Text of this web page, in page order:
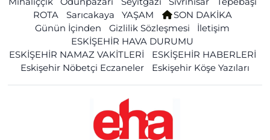
ROTA
Sarıcakaya YAŞAM
SON DAKİKA
Günün İçinden
Gizlilik Sözleşmesi
İletişim
ESKİŞEHİR HAVA DURUMU
ESKİŞEHİR NAMAZ VAKİTLERİ
ESKİŞEHİR HABERLERİ
Eskişehir Nöbetçi Eczaneler
Eskişehir Köşe Yazıları